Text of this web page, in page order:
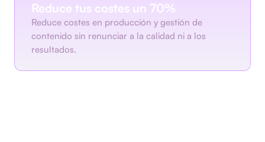
Reduce tus costes un 70%
Reduce costes en producción y gestión de
contenido sin renunciar a la calidad ni a los
resultados.